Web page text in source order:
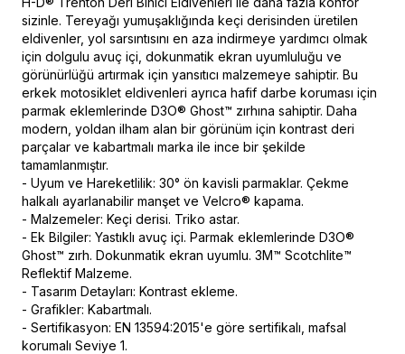
sizinle. Tereyağı yumuşaklığında keçi derisinden üretilen
eldivenler, yol sarsıntısını en aza indirmeye yardımcı olmak
için dolgulu avuç içi, dokunmatik ekran uyumluluğu ve
görünürlüğü artırmak için yansıtıcı malzemeye sahiptir. Bu
erkek motosiklet eldivenleri ayrıca hafif darbe koruması için
parmak eklemlerinde D3O® Ghost™ zırhına sahiptir. Daha
modern, yoldan ilham alan bir görünüm için kontrast deri
parçalar ve kabartmalı marka ile ince bir şekilde
tamamlanmıştır.
- Uyum ve Hareketlilik: 30° ön kavisli parmaklar. Çekme
halkalı ayarlanabilir manşet ve Velcro® kapama.
- Malzemeler: Keçi derisi. Triko astar.
- Ek Bilgiler: Yastıklı avuç içi. Parmak eklemlerinde D3O®
Ghost™ zırh. Dokunmatik ekran uyumlu. 3M™ Scotchlite™
Reflektif Malzeme.
- Tasarım Detayları: Kontrast ekleme.
- Grafikler: Kabartmalı.
- Sertifikasyon: EN 13594:2015'e göre sertifikalı, mafsal
korumalı Seviye 1.